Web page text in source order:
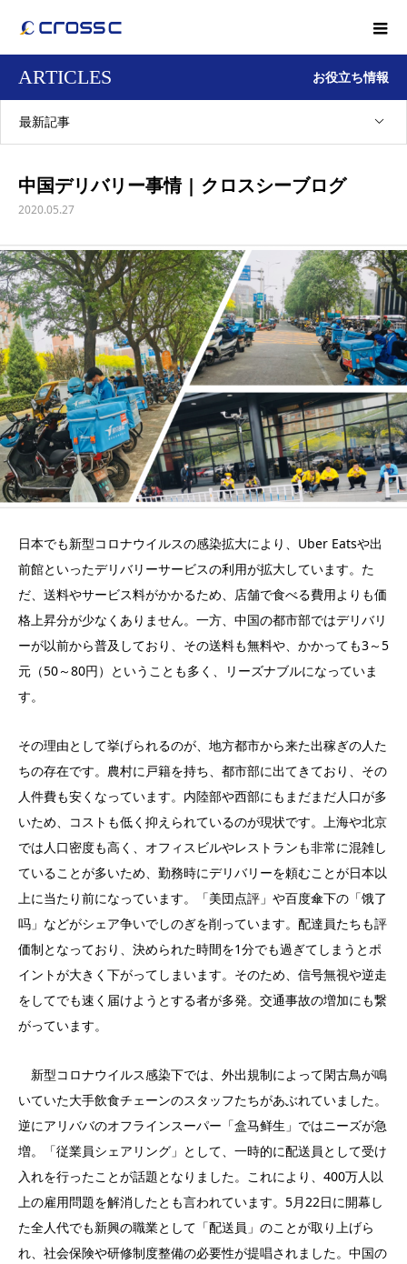
ARTICLES お役立ち情報
最新記事
中国デリバリー事情 | クロスシーブログ
2020.05.27
日本でも新型コロナウイルスの感染拡大により、Uber Eatsや出
前館といったデリバリーサービスの利用が拡大しています。た
だ、送料やサービス料がかかるため、店舗で食べる費用よりも価
格上昇分が少なくありません。一方、中国の都市部ではデリバリ
ーが以前から普及しており、その送料も無料や、かかっても3～5
元（50～80円）ということも多く、リーズナブルになっていま
す。
その理由として挙げられるのが、地方都市から来た出稼ぎの人た
ちの存在です。農村に戸籍を持ち、都市部に出てきており、その
人件費も安くなっています。内陸部や西部にもまだまだ人口が多
いため、コストも低く抑えられているのが現状です。上海や北京
では人口密度も高く、オフィスビルやレストランも非常に混雑し
ていることが多いため、勤務時にデリバリーを頼むことが日本以
上に当たり前になっています。「美団点評」や百度傘下の「饿了
吗」などがシェア争いでしのぎを削っています。配達員たちも評
価制となっており、決められた時間を1分でも過ぎてしまうとポ
イントが大きく下がってしまいます。そのため、信号無視や逆走
をしてでも速く届けようとする者が多発。交通事故の増加にも繋
がっています。
新型コロナウイルス感染下では、外出規制によって閑古鳥が鳴
いていた大手飲食チェーンのスタッフたちがあぶれていました。
逆にアリババのオフラインスーパー「盒马鲜生」ではニーズが急
増。「従業員シェアリング」として、一時的に配送員として受け
入れを行ったことが話題となりました。これにより、400万人以
上の雇用問題を解消したとも言われています。5月22日に開幕し
た全人代でも新興の職業として「配送員」のことが取り上げら
れ、社会保険や研修制度整備の必要性が提唱されました。中国の